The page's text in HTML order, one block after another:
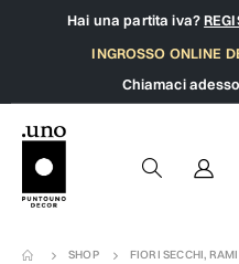
Hai una partita iva?
INGROSSO ONLINE
Chiamaci
SHOP FIORI SECCHI,